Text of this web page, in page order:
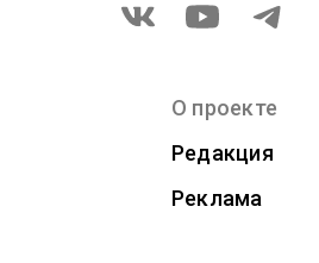
О проекте
Редакция
Реклама